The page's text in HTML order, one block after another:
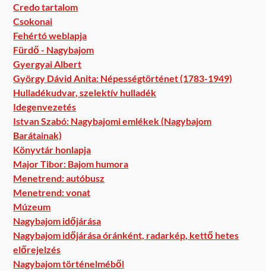
Credo tartalom
Csokonai
Fehértó weblapja
Fürdő - Nagybajom
Gyergyai Albert
György Dávid Anita: Népességtörténet (1783-1949)
Hulladékudvar, szelektív hulladék
Idegenvezetés
Istvan Szabó: Nagybajomi emlékek (Nagybajom
Barátainak)
Könyvtár honlapja
Major Tibor: Bajom humora
Menetrend: autóbusz
Menetrend: vonat
Múzeum
Nagybajom időjárása
Nagybajom időjárása óránként, radarkép, kettő hetes
előrejelzés
Nagybajom történelméből